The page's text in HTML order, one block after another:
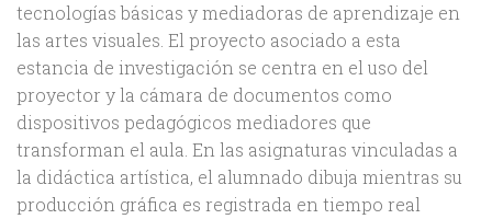
tecnologías básicas y mediadoras de aprendizaje en
las artes visuales. El proyecto asociado a esta
estancia de investigación se centra en el uso del
proyector y la cámara de documentos como
dispositivos pedagógicos mediadores que
transforman el aula. En las asignaturas vinculadas a
la didáctica artística, el alumnado dibuja mientras su
producción gráfica es registrada en tiempo real